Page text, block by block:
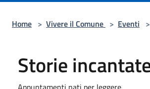
Home > Vivere il Comune > Eventi >
Storie